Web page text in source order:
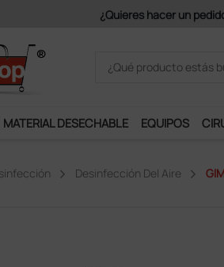
Únete al programa Ds
MATERIAL DESECHABLE EQUIPOS
Desinfección Del Aire